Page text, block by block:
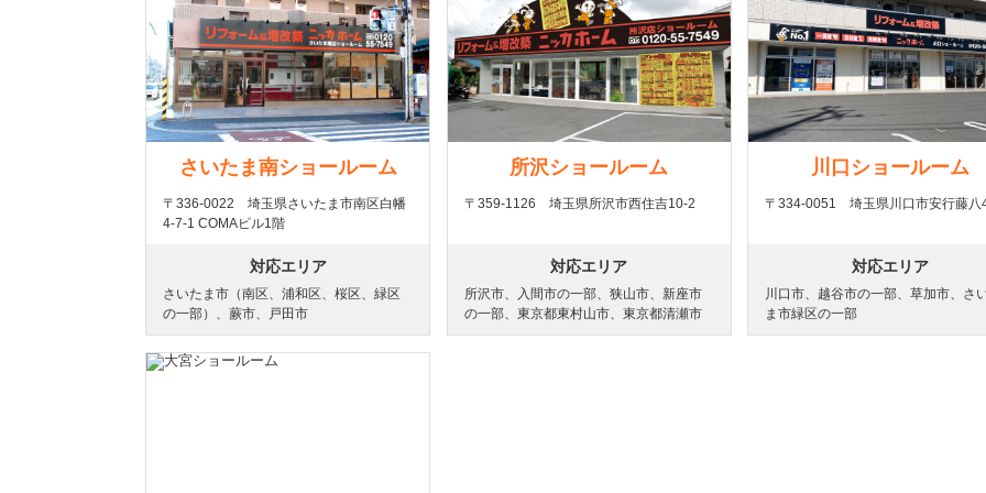
さいたま南ショールーム
〒336-0022 埼玉県さいたま市南区白幡
4-7-1 COMAビル1階
対応エリア
さいたま市（南区、浦和区、桜区、緑区
の一部）、蕨市、戸田市
所沢ショールーム
〒359-1126 埼玉県所沢市西住吉10-2
対応エリア
所沢市、入間市の一部、狭山市、新座市
の一部、東京都東村山市、東京都清瀬市
川口ショールーム
〒334-0051 埼玉県川口市安行藤八
対応エリア
川口市、越谷市の一部、草加市、さ
ま市緑区の一部